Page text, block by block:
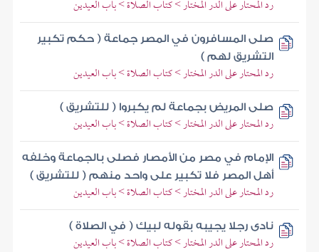
رد المحتار على الدر المختار > كتاب الصلاة > باب العيدين
صلى المسافرون في المصر جماعة ( حكم تكبير
التشريق لهم )
رد المحتار على الدر المختار > كتاب الصلاة > باب العيدين
صلى المريض بجماعة لم يكبروا ( للتشريق )
رد المحتار على الدر المختار > كتاب الصلاة > باب العيدين
الإمام في مصر من الأمصار فصلى بالجماعة وخلفه
أهل المصر فلا تكبير على واحد منهم ( للتشريق )
رد المحتار على الدر المختار > كتاب الصلاة > باب العيدين
نادى رجلا يجيبه بقوله لبيك ( في الصلاة )
رد المحتار على الدر المختار > كتاب الصلاة > باب العيدين